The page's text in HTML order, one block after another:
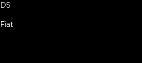
DS
Fiat